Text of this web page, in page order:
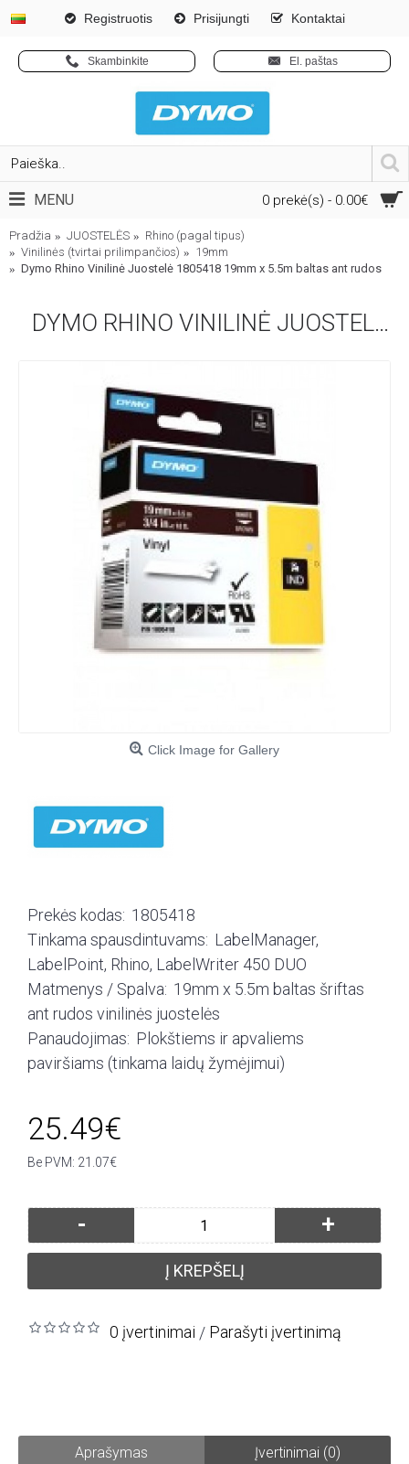
Registruotis Prisijungti Kontaktai
Skambinkite El. paštas
0 prekė(s) - 0.00€
MENU
Pradžia JUOSTELĖS
Rhino (pagal tipus)
Vinilinės (tvirtai prilimpančios)
19mm
Dymo Rhino Vinilinė Juostelė 1805418 19mm x 5.5m baltas ant rudos
DYMO RHINO VINILINĖ JUOSTELĖ 1805418 19MM X 5.5M BALTAS ANT RUDOS
Click Image for Gallery
Prekės kodas: 1805418
Tinkama spausdintuvams: LabelManager,
LabelPoint, Rhino, LabelWriter 450 DUO
Matmenys / Spalva: 19mm x 5.5m baltas šriftas
ant rudos vinilinės juostelės
Panaudojimas: Plokštiems ir apvaliems
paviršiams (tinkama laidų žymėjimui)
25.49€
Be PVM: 21.07€
- +
Į KREPŠELĮ
0 įvertinimai / Parašyti įvertinimą
Aprašymas Įvertinimai (0)